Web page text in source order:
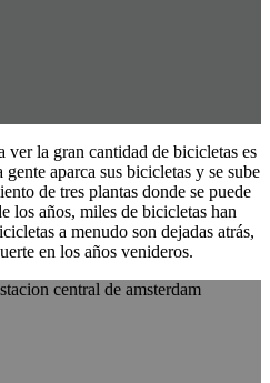
ver la gran cantidad de bicicletas es
aparca sus bicicletas y se sube
de tres plantas donde se puede
los años, miles de bicicletas han
a menudo son dejadas atrás,
en los años venideros.